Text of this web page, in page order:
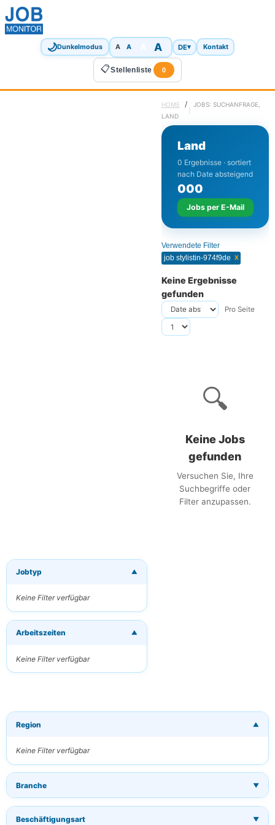
🌙Dunkelmodus A A A DE▾ Kontakt
📋Stellenliste 0
HOME /
JOBS: SUCHANFRAGE,
LAND
Land
0 Ergebnisse · sortiert
nach Date absteigend
000
Jobs per E-Mail
Verwendete Filter
job stylistin-974f9de x
Keine Ergebnisse
gefunden
Pro Seite
🔍
Keine Jobs
gefunden
Versuchen Sie, Ihre
Suchbegriffe oder
Filter anzupassen.
Jobtyp ▼
Keine Filter verfügbar
Arbeitszeiten ▼
Keine Filter verfügbar
Region ▼
Keine Filter verfügbar
Branche ▼
Beschäftigungsart ▼